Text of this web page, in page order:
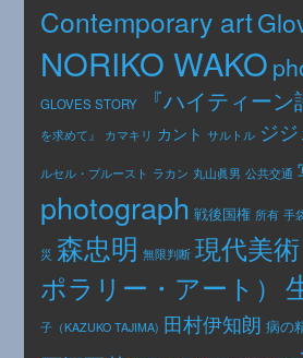
Contemporary art
NORIKO WAKO
GLOVES STORY
『ハイティーン
を求めて』
カマキリ カント サルトル ジ
ルセル・プルースト ラカン 丸山眞男 公共交通
photograph 戦後国権 所有 手
災 森忠明 無限判断 現代美
ポラリー・アート）
子（KAZUKO TAJIMA) 田村伊知朗 病の